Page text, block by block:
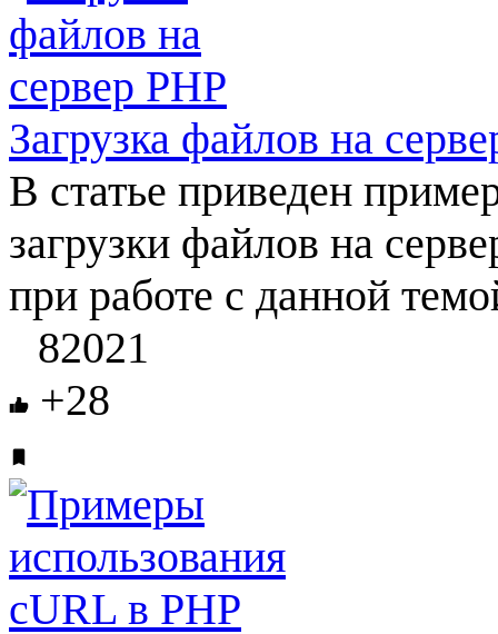
Загрузка файлов на
В статье приведен
загрузки файлов на
при работе с данной
82021
+28